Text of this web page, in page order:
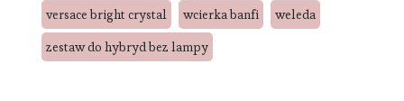
versace bright crystal
wcierka banfi
weleda
zestaw do hybryd bez lampy